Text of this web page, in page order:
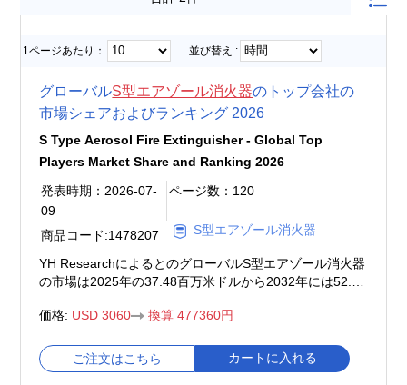
1ページあたり： 並び替え :
グローバルS型エアゾール消火器のトップ会社の
市場シェアおよびランキング 2026
S Type Aerosol Fire Extinguisher - Global Top
Players Market Share and Ranking 2026
発表時期：2026-07-
09
ページ数：120
商品コード:1478207 S型エアゾール消火器
YH ResearchによるとのグローバルS型エアゾール消火器
の市場は2025年の37.48百万米ドルから2032年には52.66
5.0%になると予測されている。
価格: USD 3060 換算 477360円
ご注文はこちら カートに入れる